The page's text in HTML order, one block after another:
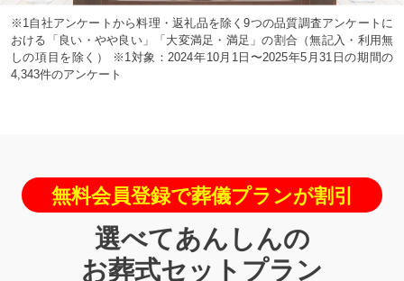
※1自社アンケートから料理・返礼品を除く9つの品質調査アンケートに
おける「良い・やや良い」「大変満足・満足」の割合（無記入・利用無
しの項目を除く） ※1対象：2024年10月1日〜2025年5月31日の期間の
4,343件のアンケート
無料会員登録で葬儀プランが割引
選べてあんしんの
お葬式セットプラン